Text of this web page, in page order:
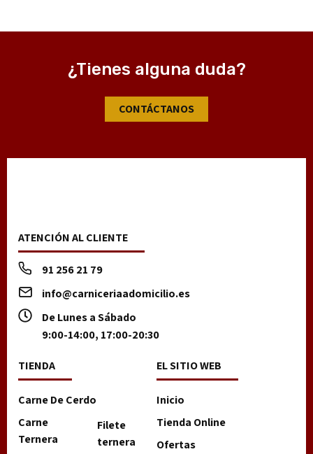
¿Tienes alguna duda?
CONTÁCTANOS
ATENCIÓN AL CLIENTE
91 256 21 79
info@carniceriaadomicilio.es
De Lunes a Sábado
9:00-14:00, 17:00-20:30
TIENDA
Carne De Cerdo
Carne
Ternera
Filete
ternera
EL SITIO WEB
Inicio
Tienda Online
Ofertas